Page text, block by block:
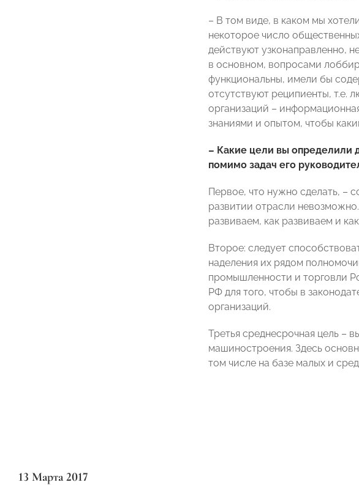
– В том виде, в каком мы
некоторое число
действуют узконаправленно,
в основном, вопросами
функциональны, имели бы
отсутствуют реципиенты, т.е.
организаций –
знаниями и опытом, чтобы
– Какие цели вы определили
помимо задач его
Первое, что нужно сделать, –
развитии отрасли
развиваем, как развиваем и
Второе: следует
наделения их рядом
промышленности и торговли
РФ для того, чтобы в
организаций.
Третья среднесрочная цель –
машиностроения. Здесь
том числе на базе малых и
13 Марта 2017